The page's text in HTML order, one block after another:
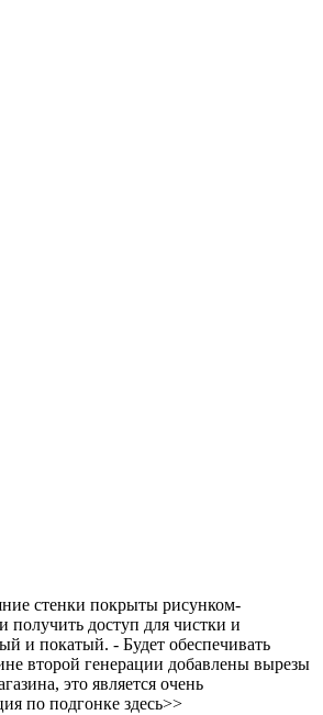
стенки покрыты рисунком-
получить доступ для чистки и
и покатый. - Будет обеспечивать
второй генерации добавлены вырезы
это является очень
по подгонке здесь>>